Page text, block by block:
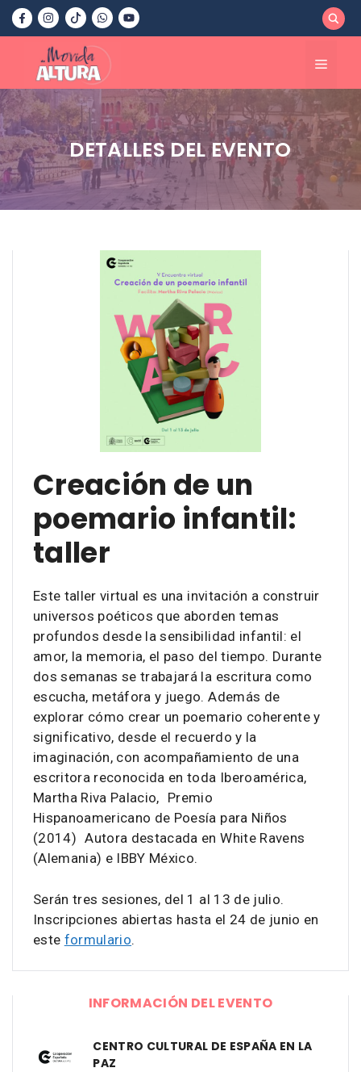
Saltar
contenido
Menú
DETALLES DEL EVENTO
Creación de un
poemario infantil:
taller
Este taller virtual es una invitación a construir
universos poéticos que aborden temas
profundos desde la sensibilidad infantil: el
amor, la memoria, el paso del tiempo. Durante
dos semanas se trabajará la escritura como
escucha, metáfora y juego. Además de
explorar cómo crear un poemario coherente y
significativo, desde el recuerdo y la
imaginación, con acompañamiento de una
escritora reconocida en toda Iberoamérica,
Martha Riva Palacio, Premio
Hispanoamericano de Poesía para Niños
(2014) Autora destacada en White Ravens
(Alemania) e IBBY México.
Serán tres sesiones, del 1 al 13 de julio.
Inscripciones abiertas hasta el 24 de junio en
este formulario.
INFORMACIÓN DEL EVENTO
CENTRO CULTURAL DE ESPAÑA EN LA
PAZ